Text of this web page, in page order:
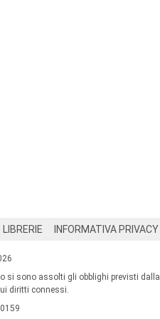
LIBRERIE INFORMATIVA PRIVACY
si sono assolti gli obblighi previsti dalla
diritti connessi.